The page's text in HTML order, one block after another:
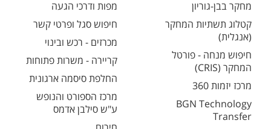
מחקר בבן-גוריון
קטלוג תשתיות המחקר
(אנגלית)
חיפוש מנחה - פורטל
המחקר (CRIS)
מרכז יזמות 360
BGN Technology
Transfer
מפות ודרכי הגעה
חיפוש סגל ופרטי קשר
מכרזים - רכש ובינוי
קריירה - משרות פתוחות
החלפת סיסמה ארגונית
מרכז הספורט והנופש
ע"ש סילבן אדמס